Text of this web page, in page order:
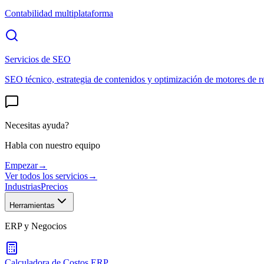
Contabilidad multiplataforma
Servicios de SEO
SEO técnico, estrategia de contenidos y optimización de motores de
Necesitas ayuda?
Habla con nuestro equipo
Empezar→
Ver todos los servicios→
IndustriasPrecios
Herramientas
ERP y Negocios